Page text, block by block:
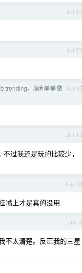
Jul 27
Jul 27
Jul 15
trending，顺利聊聊做
Jul 13
过我还是玩的比较少，
Jun 18
嘴上才是真的没用
Jun 4
不太清楚。反正我的三星